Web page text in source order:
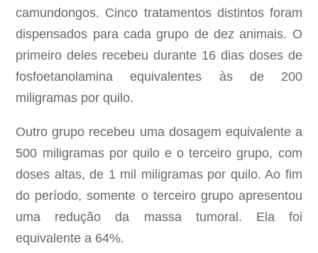
camundongos. Cinco tratamentos distintos foram
dispensados para cada grupo de dez animais. O
primeiro deles recebeu durante 16 dias doses de
fosfoetanolamina equivalentes às de 200
miligramas por quilo.
Outro grupo recebeu uma dosagem equivalente a
500 miligramas por quilo e o terceiro grupo, com
doses altas, de 1 mil miligramas por quilo. Ao fim
do período, somente o terceiro grupo apresentou
uma redução da massa tumoral. Ela foi
equivalente a 64%.